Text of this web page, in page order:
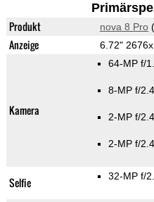
Produkt nova 8 Pro
Anzeige 6.72"
Kamera
64-MP f/
8-MP f/2.4
2-MP f/2.4
2-MP f/2.4
Selfie 32-MP f/